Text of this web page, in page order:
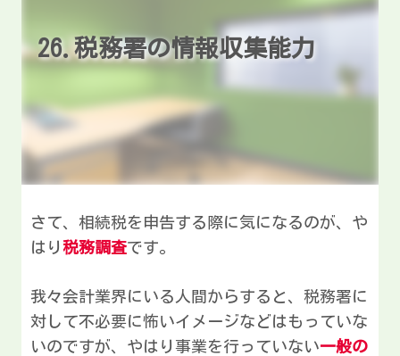
26.税務署の情報収集能力
さて、相続税を申告する際に気になるのが、や
はり 税務調査です。
我々会計業界にいる人間からすると、税務署に
対して不必要に怖いイメージなどはもっていな
いのですが、やはり事業を行っていない一般の